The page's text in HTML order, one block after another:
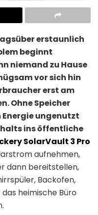
erstaunlich
beginnt
niemand zu Hause
vor sich hin
erst am
Ohne Speicher
ungenutzt
ins öffentliche
SolarVault 3 Pro
aufnehmen,
dann bereitstellen,
Backofen,
heimische Büro